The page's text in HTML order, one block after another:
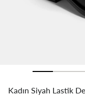
Kadın Siyah Lastik